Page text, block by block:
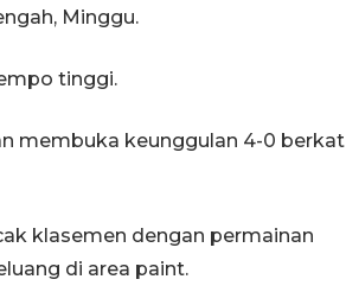
Minggu.
tinggi.
membuka keunggulan 4-0 berkat
klasemen dengan permainan
di area paint.